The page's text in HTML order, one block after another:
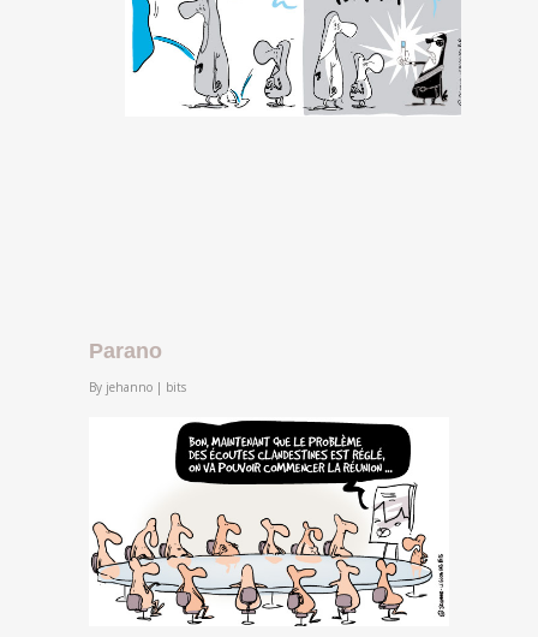
Parano
By jehanno | bits